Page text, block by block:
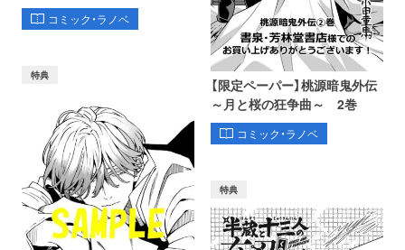
コミック・ラノベ
【限定ペーパー】桃源暗鬼外伝
～月と桜の狂争曲～ 2巻
コミック・ラノベ
特典
特典